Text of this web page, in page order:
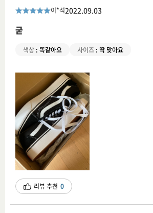
이*석2022.09.03
굳
색상 : 똑같아요 사이즈 : 딱 맞아요
리뷰 추천 0